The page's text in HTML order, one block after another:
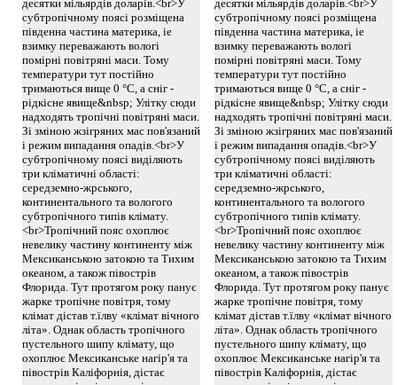
десятки мільярдів доларів.<br>У
субтропічному поясі розміщена
південна частина материка, іе
взимку переважають вологі
помірні повітряні маси. Тому
температури тут постійно
тримаються вище 0 °С, а сніг -
рідкісне явище&nbsp; Улітку сюди
надходять тропічні повітряні маси.
Зі зміною жзігряних мас пов'язаний
і режим випадання опадів.<br>У
субтропічному поясі виділяють
три кліматичні області:
середземно-жрського,
континентального та вологого
субтропічного типів клімату.
<br>Тропічний пояс охоплює
невелику частину континенту між
Мексиканською затокою та Тихим
океаном, а також півострів
Флорида. Тут протягом року панує
жарке тропічне повітря, тому
клімат дістав т.їлву «клімат вічного
літа». Однак область тропічного
пустельного шипу клімату, що
охоплює Мексиканське нагір'я та
півострів Каліфорнія, дістає
десятки мільярдів доларів.<br>У
субтропічному поясі розміщена
південна частина материка, іе
взимку переважають вологі
помірні повітряні маси. Тому
температури тут постійно
тримаються вище 0 °С, а сніг -
рідкісне явище&nbsp; Улітку сюди
надходять тропічні повітряні маси.
Зі зміною жзігряних мас пов'язаний
і режим випадання опадів.<br>У
субтропічному поясі виділяють
три кліматичні області:
середземно-жрського,
континентального та вологого
субтропічного типів клімату.
<br>Тропічний пояс охоплює
невелику частину континенту між
Мексиканською затокою та Тихим
океаном, а також півострів
Флорида. Тут протягом року панує
жарке тропічне повітря, тому
клімат дістав т.їлву «клімат вічного
літа». Однак область тропічного
пустельного шипу клімату, що
охоплює Мексиканське нагір'я та
півострів Каліфорнія, дістає